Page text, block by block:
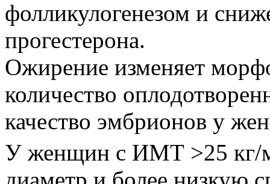
фолликулогенезом и
прогестерона.
Ожирение изменяет
количество
качество эмбрионов у
У женщин с ИМТ >25 кг/